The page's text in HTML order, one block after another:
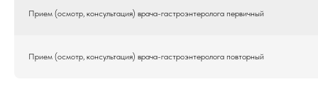
Прием (осмотр, консультация) врача-гастроэнтеролога первичный
Прием (осмотр, консультация) врача-гастроэнтеролога повторный